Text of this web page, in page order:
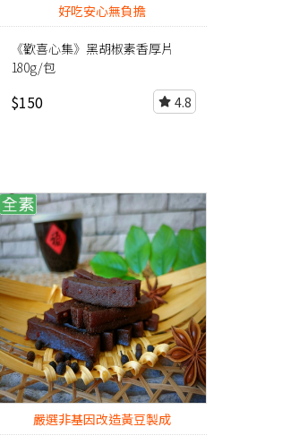
好吃安心無負擔
《歡喜心集》黑胡椒素香厚片
180g/包
$150 4.8
嚴選非基因改造黃豆製成